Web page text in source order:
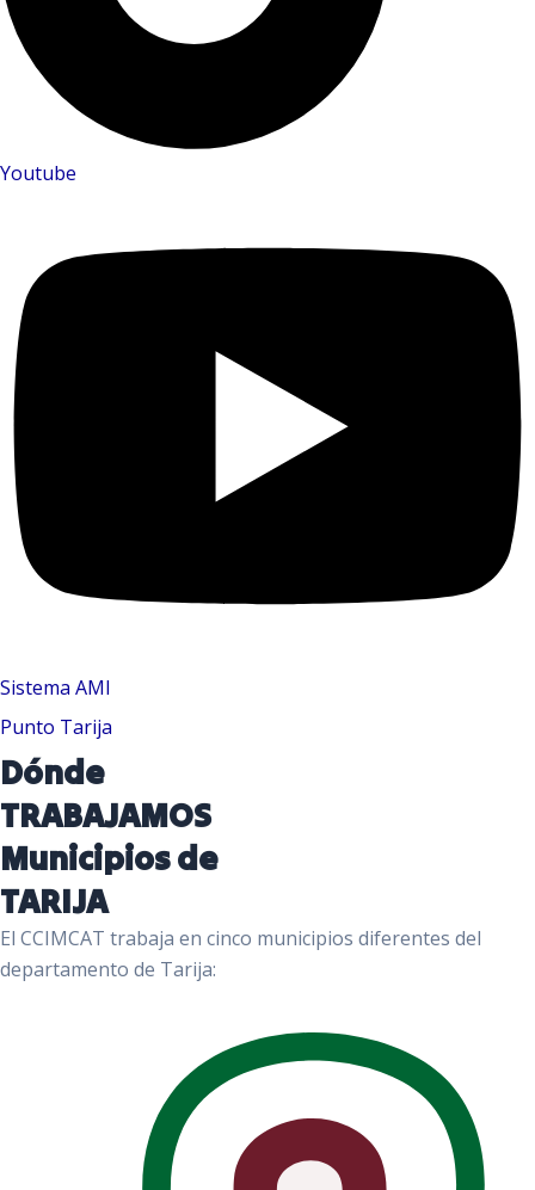
Youtube
Sistema AMI
Punto Tarija
Dónde
TRABAJAMOS
Municipios de
TARIJA
El CCIMCAT trabaja en cinco municipios diferentes del
departamento de Tarija: